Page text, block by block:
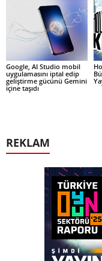
Google, AI Studio mobil
uygulamasını iptal edip
geliştirme gücünü Gemini
içine taşıdı
REKLAM